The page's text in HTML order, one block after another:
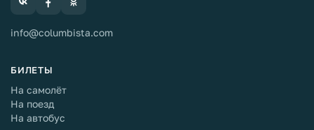
info@columbista.com
БИЛЕТЫ
На самолёт
На поезд
На автобус